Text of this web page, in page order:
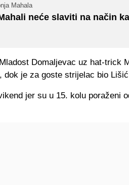
Mahala
neće slaviti na način
Domaljevac uz hat-trick
dok je za goste strijelac bio
jer su u 15. kolu poraženi